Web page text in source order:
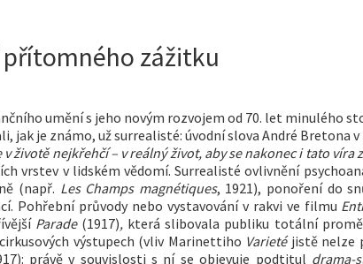
zážitku
umění s jeho novým rozvojem od 70. let minulého
jak je známo, už surrealisté: úvodní slova André Bretona v
v životě nejkřehčí – v reálný život, aby se nakonec i tato víra
vrstev v lidském vědomí. Surrealisté ovlivnění
(např. Les Champs magnétiques, 1921), ponoření do
Pohřební průvody nebo vystavování v rakvi ve filmu
Parade (1917), která slibovala publiku totální
výstupech (vliv Marinettiho Varietéjistě nelze
právě v souvislosti s ní se objevuje podtitul drama-